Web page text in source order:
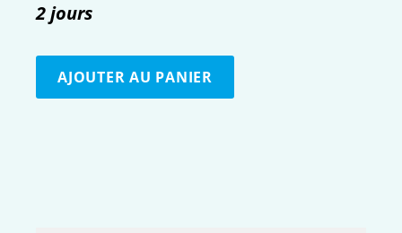
2 jours